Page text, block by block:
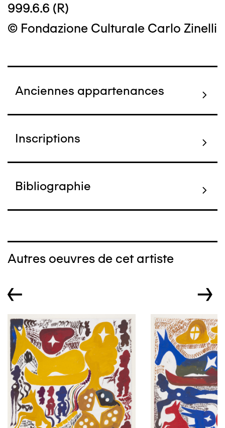
999.6.6 (R)
© Fondazione Culturale Carlo Zinelli
Anciennes appartenances
Inscriptions
Bibliographie
Autres oeuvres de cet artiste
← →